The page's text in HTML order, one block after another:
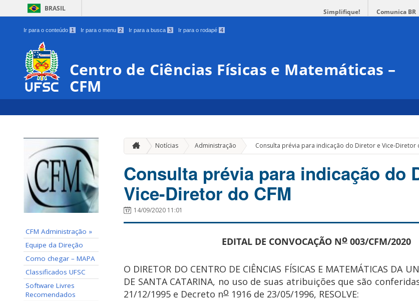
BRASIL Simplifique! Comunica BR
Ir para o conteúdo 1 Ir para o menu 2 Ir para a busca 3 Ir para o rodapé 4
Centro de Ciências Físicas e Matemáticas –
CFM
CFM Administração »
Equipe da Direção
Como chegar – MAPA
Classificados UFSC
Software Livres
Recomendados
Notícias Administração » Consulta prévia para indicação do Diretor e Vice-Diretor
Consulta prévia para indicação do
Vice-Diretor do CFM
14/09/2020 11:01
EDITAL DE CONVOCAÇÃO No 003/CFM/2020
O DIRETOR DO CENTRO DE CIÊNCIAS FÍSICAS E MATEMÁTICAS DA
DE SANTA CATARINA, no uso de suas atribuições que são
21/12/1995 e Decreto no 1916 de 23/05/1996, RESOLVE: